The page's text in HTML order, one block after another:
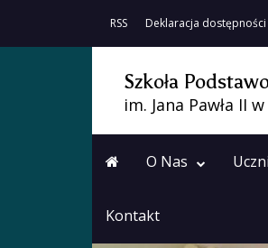
RSS Deklaracja dostępności
Szkoła
im. Jana Pawła II
O Nas
Kontakt